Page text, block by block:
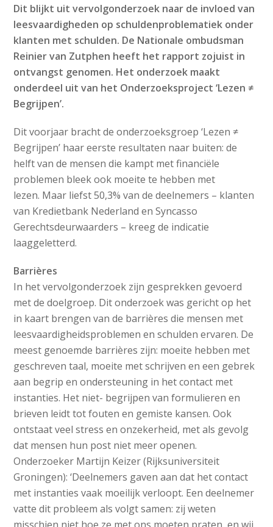
Dit blijkt uit vervolgonderzoek naar de invloed van
leesvaardigheden op schuldenproblematiek onder
klanten met schulden. De Nationale ombudsman
Reinier van Zutphen heeft het rapport zojuist in
ontvangst genomen. Het onderzoek maakt
onderdeel uit van het Onderzoeksproject ‘Lezen ≠
Begrijpen’.
Dit voorjaar bracht de onderzoeksgroep ‘Lezen ≠
Begrijpen’ haar eerste resultaten naar buiten: de
helft van de mensen die kampt met financiële
problemen bleek ook moeite te hebben met
lezen. Maar liefst 50,3% van de deelnemers – klanten
van Kredietbank Nederland en Syncasso
Gerechtsdeurwaarders – kreeg de indicatie
laaggeletterd.
Barrières
In het vervolgonderzoek zijn gesprekken gevoerd
met de doelgroep. Dit onderzoek was gericht op het
in kaart brengen van de barrières die mensen met
leesvaardigheidsproblemen en schulden ervaren. De
meest genoemde barrières zijn: moeite hebben met
geschreven taal, moeite met schrijven en een gebrek
aan begrip en ondersteuning in het contact met
instanties. Het niet- begrijpen van formulieren en
brieven leidt tot fouten en gemiste kansen. Ook
ontstaat veel stress en onzekerheid, met als gevolg
dat mensen hun post niet meer openen.
Onderzoeker Martijn Keizer (Rijksuniversiteit
Groningen): ‘Deelnemers gaven aan dat het contact
met instanties vaak moeilijk verloopt. Een deelnemer
vatte dit probleem als volgt samen: zij weten